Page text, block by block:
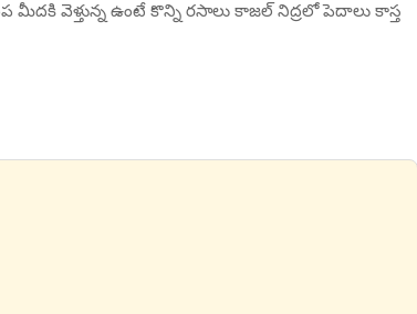
వెళ్తున్న ఉంటే కొన్ని రసాలు కాజల్ నిద్రలో పెదాలు కాస్త